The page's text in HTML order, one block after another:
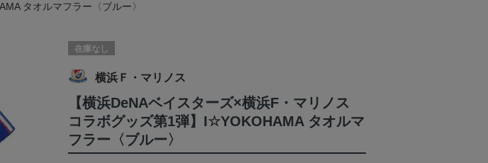
タオルマフラー〈ブルー〉
在庫なし
横浜Ｆ・マリノス
【横浜DeNAベイスターズ×横浜F・マリノス
コラボグッズ第1弾】I☆YOKOHAMA タオルマ
フラー〈ブルー〉